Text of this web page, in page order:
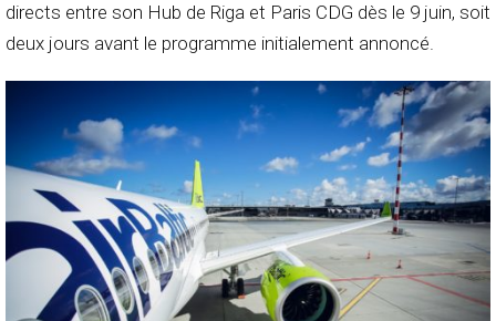
directs entre son Hub de Riga et Paris CDG dès le 9 juin, soit
deux jours avant le programme initialement annoncé.